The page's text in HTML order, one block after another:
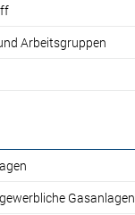
Arbeitsgruppen
Gasanlagen